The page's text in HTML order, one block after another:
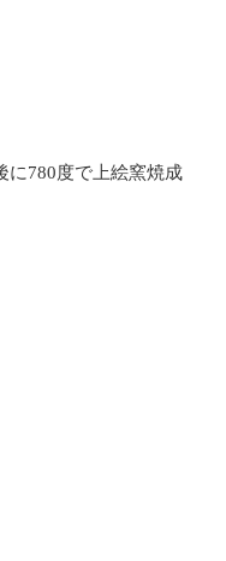
780度で上絵窯焼成